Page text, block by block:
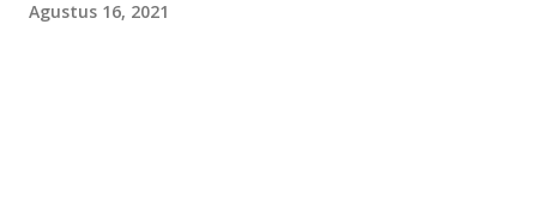
Agustus 16, 2021